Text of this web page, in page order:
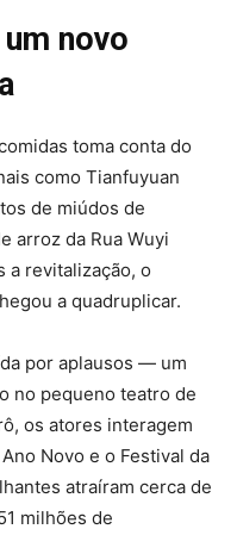
novo
toma conta do
como Tianfuyuan
de miúdos de
arroz da Rua Wuyi
a revitalização, o
a quadruplicar.
por aplausos — um
no pequeno teatro de
os atores interagem
Novo e o Festival da
atraíram cerca de
milhões de